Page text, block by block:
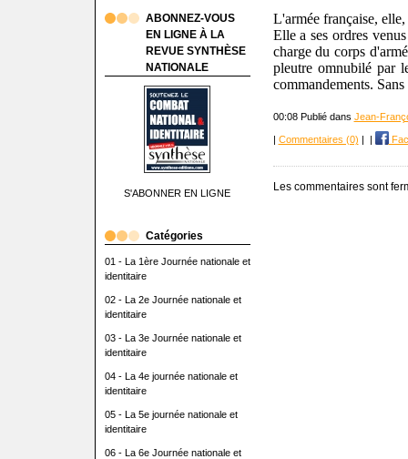
ABONNEZ-VOUS
EN LIGNE À LA
REVUE SYNTHÈSE
NATIONALE
S'ABONNER EN LIGNE
Catégories
01 - La 1ère Journée nationale et
identitaire
02 - La 2e Journée nationale et
identitaire
03 - La 3e Journée nationale et
identitaire
04 - La 4e journée nationale et
identitaire
05 - La 5e journée nationale et
identitaire
06 - La 6e Journée nationale et
L'armée française,
Elle a ses ordres
charge du corps
pleutre omnubilé par
commandements.
00:08 Publié dans Jean-
Commentaires (0)
Les commentaires sont